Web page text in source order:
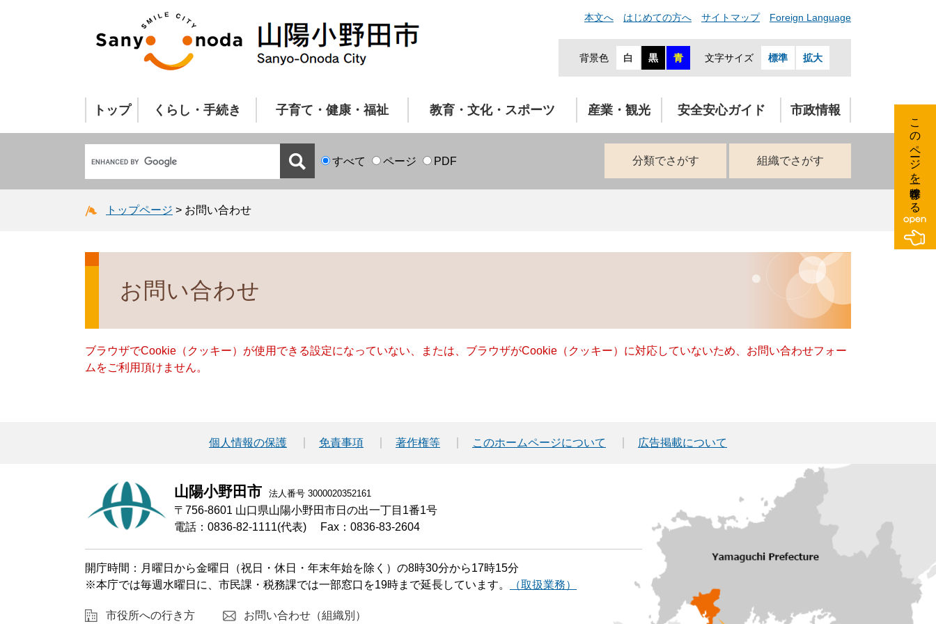
本文へ はじめての方へ サイトマップ Foreign Language
背景色 白 黒 青 文字サイズ 標準 拡大
トップ くらし・手続き 子育て・健康・福祉 教育・文化・スポーツ 産業・観光 安全安心ガイド 市政情報
すべて ページ PDF 分類でさがす 組織でさがす
トップページ > お問い合わせ
お問い合わせ
ブラウザでCookie（クッキー）が使用できる設定になっていない、または、ブラウザがCookie（クッキー）に対応していないため、お問い合わせフォー
ムをご利用頂けません。
個人情報の保護 免責事項 著作権等 このホームページについて 広告掲載について
山陽小野田市 法人番号 3000020352161
〒756-8601 山口県山陽小野田市日の出一丁目1番1号
電話：0836-82-1111(代表)
Fax：0836-83-2604
開庁時間：月曜日から金曜日（祝日・休日・年末年始を除く）の8時30分から17時15分
※本庁では毎週水曜日に、市民課・税務課では一部窓口を19時まで延長しています。
（取扱業務）
市役所への行き方 お問い合わせ（組織別）
このページを一時保存する